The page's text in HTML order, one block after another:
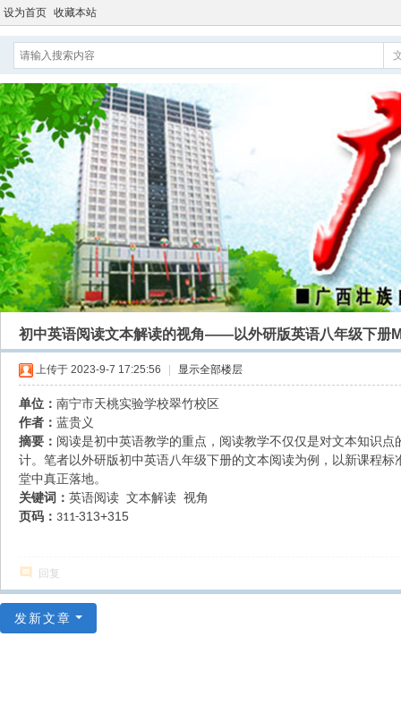
设为首页 收藏本站
初中英语阅读文本解读的视角——以外研版英语八年级下册
上传于 2023-9-7 17:25:56 显示全部楼层
单位： 南宁市天桃实验学校翠竹校区
作者： 蓝贵义
摘要： 阅读是初中英语教学的重点，阅读教学不仅仅是对文本知识
计。笔者以外研版初中英语八年级下册的文本阅读为例，以新课程
堂中真正落地。
关键词： 英语阅读 文本解读 视角
页码： 311-313+315
回复
发新文章